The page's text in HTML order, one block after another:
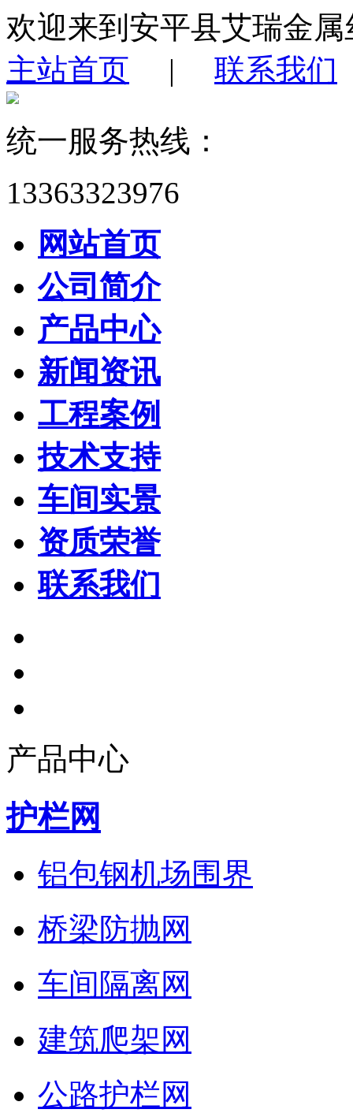
欢迎来到安平县艾瑞金
主站首页 | 联系我们
统一服务热线：
13363323976
网站首页
公司简介
产品中心
新闻资讯
工程案例
技术支持
车间实景
资质荣誉
联系我们
产品中心
护栏网
铝包钢机场围界
桥梁防抛网
车间隔离网
建筑爬架网
公路护栏网